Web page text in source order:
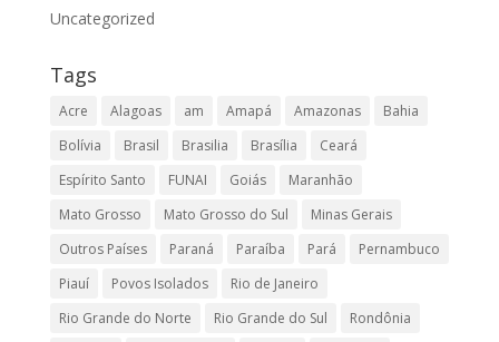
Uncategorized
Tags
Acre Alagoas am Amapá Amazonas
Bahia
Bolívia
Brasil Brasilia Brasília
Ceará
Espírito Santo
FUNAI Goiás
Maranhão
Mato Grosso
Mato Grosso do Sul
Minas Gerais
Outros Países
Paraná Paraíba Pará
Pernambuco
Piauí
Povos Isolados
Rio de Janeiro
Rio Grande do Norte
Rio Grande do Sul
Rondônia